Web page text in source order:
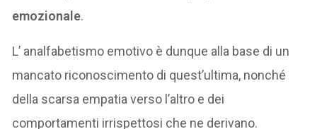
emozionale.
L’ analfabetismo emotivo è dunque alla base di un
mancato riconoscimento di quest’ultima, nonché
della scarsa empatia verso l’altro e dei
comportamenti irrispettosi che ne derivano.